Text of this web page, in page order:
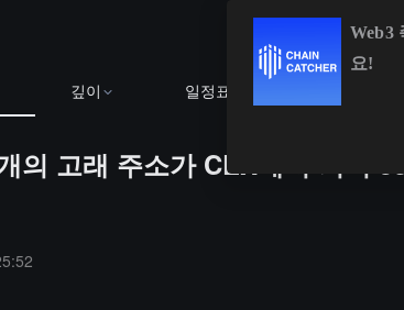
깊이 일정표
의 고래 주소가 CEX에서 거의
Web3
요!